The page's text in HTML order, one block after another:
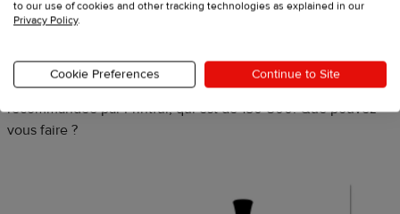
augmentent, le nombre de points par pouce diminue. Le DPI
enregistre 60 points bien en dessous de la fourchette
recommandée par Printful, qui est de 150-300. Que pouvez-
vous faire ?
to our use of cookies and other tracking technologies as explained in our
Privacy Policy.
Cookie Preferences Continue to Site